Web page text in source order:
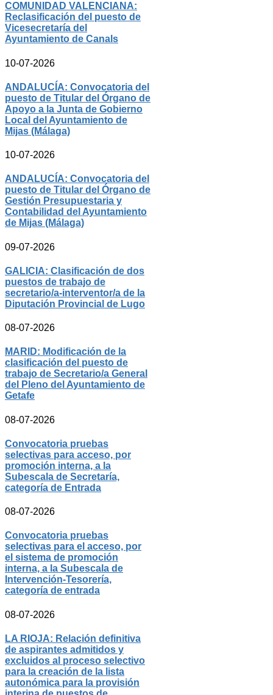
COMUNIDAD VALENCIANA:
Reclasificación del puesto de
Vicesecretaría del
Ayuntamiento de Canals
10-07-2026
ANDALUCÍA: Convocatoria del
puesto de Titular del Órgano de
Apoyo a la Junta de Gobierno
Local del Ayuntamiento de
Mijas (Málaga)
10-07-2026
ANDALUCÍA: Convocatoria del
puesto de Titular del Órgano de
Gestión Presupuestaria y
Contabilidad del Ayuntamiento
de Mijas (Málaga)
09-07-2026
GALICIA: Clasificación de dos
puestos de trabajo de
secretario/a-interventor/a de la
Diputación Provincial de Lugo
08-07-2026
MARID: Modificación de la
clasificación del puesto de
trabajo de Secretario/a General
del Pleno del Ayuntamiento de
Getafe
08-07-2026
Convocatoria pruebas
selectivas para acceso, por
promoción interna, a la
Subescala de Secretaría,
categoría de Entrada
08-07-2026
Convocatoria pruebas
selectivas para el acceso, por
el sistema de promoción
interna, a la Subescala de
Intervención-Tesorería,
categoría de entrada
08-07-2026
LA RIOJA: Relación definitiva
de aspirantes admitidos y
excluidos al proceso selectivo
para la creación de la lista
autonómica para la provisión